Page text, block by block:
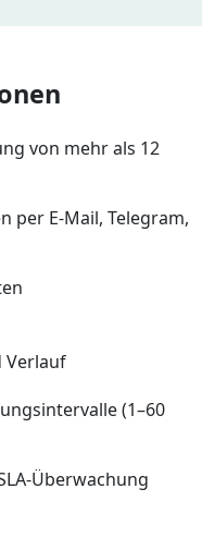
von mehr als 12
per E-Mail, Telegram,
Verlauf
(1–60
Überwachung